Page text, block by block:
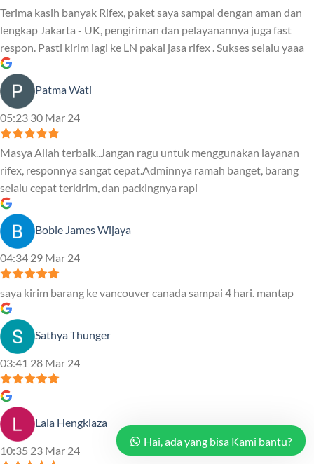
Terima kasih banyak Rifex, paket saya sampai dengan aman dan
lengkap Jakarta - UK, pengiriman dan pelayanannya juga fast
respon. Pasti kirim lagi ke LN pakai jasa rifex . Sukses selalu yaaa
Patma Wati
05:23 30 Mar 24
Masya Allah terbaik..Jangan ragu untuk menggunakan layanan
rifex, responnya sangat cepat.Adminnya ramah banget, barang
selalu cepat terkirim, dan packingnya rapi
Bobie James Wijaya
04:34 29 Mar 24
saya kirim barang ke vancouver canada sampai 4 hari. mantap
Sathya Thunger
03:41 28 Mar 24
Lala Hengkiaza
10:35 23 Mar 24
Hai, ada yang bisa Kami bantu?